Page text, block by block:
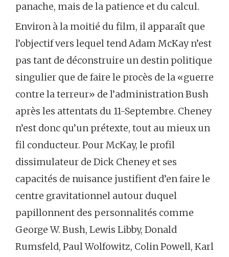
panache, mais de la patience et du calcul.
Environ à la moitié du film, il apparaît que
l’objectif vers lequel tend Adam McKay n’est
pas tant de déconstruire un destin politique
singulier que de faire le procès de la «guerre
contre la terreur» de l’administration Bush
après les attentats du 11-Septembre. Cheney
n’est donc qu’un prétexte, tout au mieux un
fil conducteur. Pour McKay, le profil
dissimulateur de Dick Cheney et ses
capacités de nuisance justifient d’en faire le
centre gravitationnel autour duquel
papillonnent des personnalités comme
George W. Bush, Lewis Libby, Donald
Rumsfeld, Paul Wolfowitz, Colin Powell, Karl